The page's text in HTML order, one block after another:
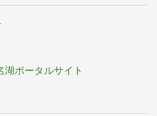
湖ポータルサイト